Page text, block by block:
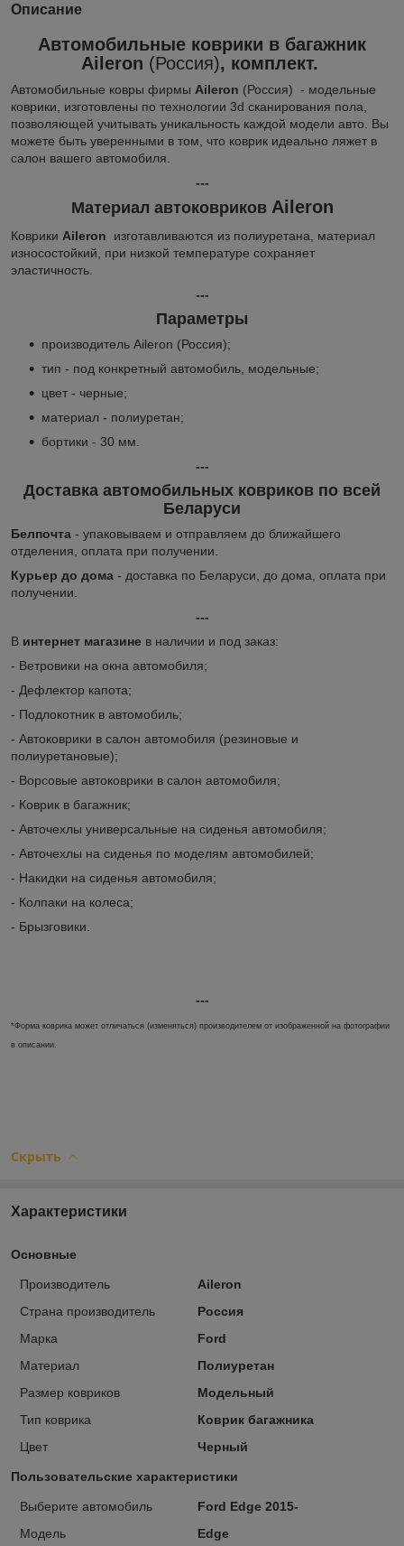
Описание
Автомобильные коврики в багажник
Aileron (Россия), комплект.
Автомобильные ковры фирмы Aileron (Россия) - модельные
коврики, изготовлены по технологии 3d сканирования пола,
позволяющей учитывать уникальность каждой модели авто. Вы
можете быть уверенными в том, что коврик идеально ляжет в
салон вашего автомобиля.
---
Материал автоковриков Aileron
Коврики Aileron изготавливаются из полиуретана, материал
износостойкий, при низкой температуре сохраняет
эластичность.
---
Параметры
производитель Aileron (Россия);
тип - под конкретный автомобиль, модельные;
цвет - черные;
материал - полиуретан;
бортики - 30 мм.
---
Доставка автомобильных ковриков по всей
Беларуси
Белпочта - упаковываем и отправляем до ближайшего
отделения, оплата при получении.
Курьер до дома - доставка по Беларуси, до дома, оплата при
получении.
---
В интернет магазине в наличии и под заказ:
- Ветровики на окна автомобиля;
- Дефлектор капота;
- Подлокотник в автомобиль;
- Автоковрики в салон автомобиля (резиновые и
полиуретановые);
- Ворсовые автоковрики в салон автомобиля;
- Коврик в багажник;
- Авточехлы универсальные на сиденья автомобиля;
- Авточехлы на сиденья по моделям автомобилей;
- Накидки на сиденья автомобиля;
- Колпаки на колеса;
- Брызговики.
---
*Форма коврика может отличаться (изменяться) производителем от изображенной на фотографии
в описании.
Скрыть
Характеристики
Основные
Производитель
Aileron
Страна производитель
Россия
Марка
Ford
Материал
Полиуретан
Размер ковриков
Модельный
Тип коврика
Коврик багажника
Цвет
Черный
Пользовательские характеристики
Выберите автомобиль
Ford Edge 2015-
Модель
Edge